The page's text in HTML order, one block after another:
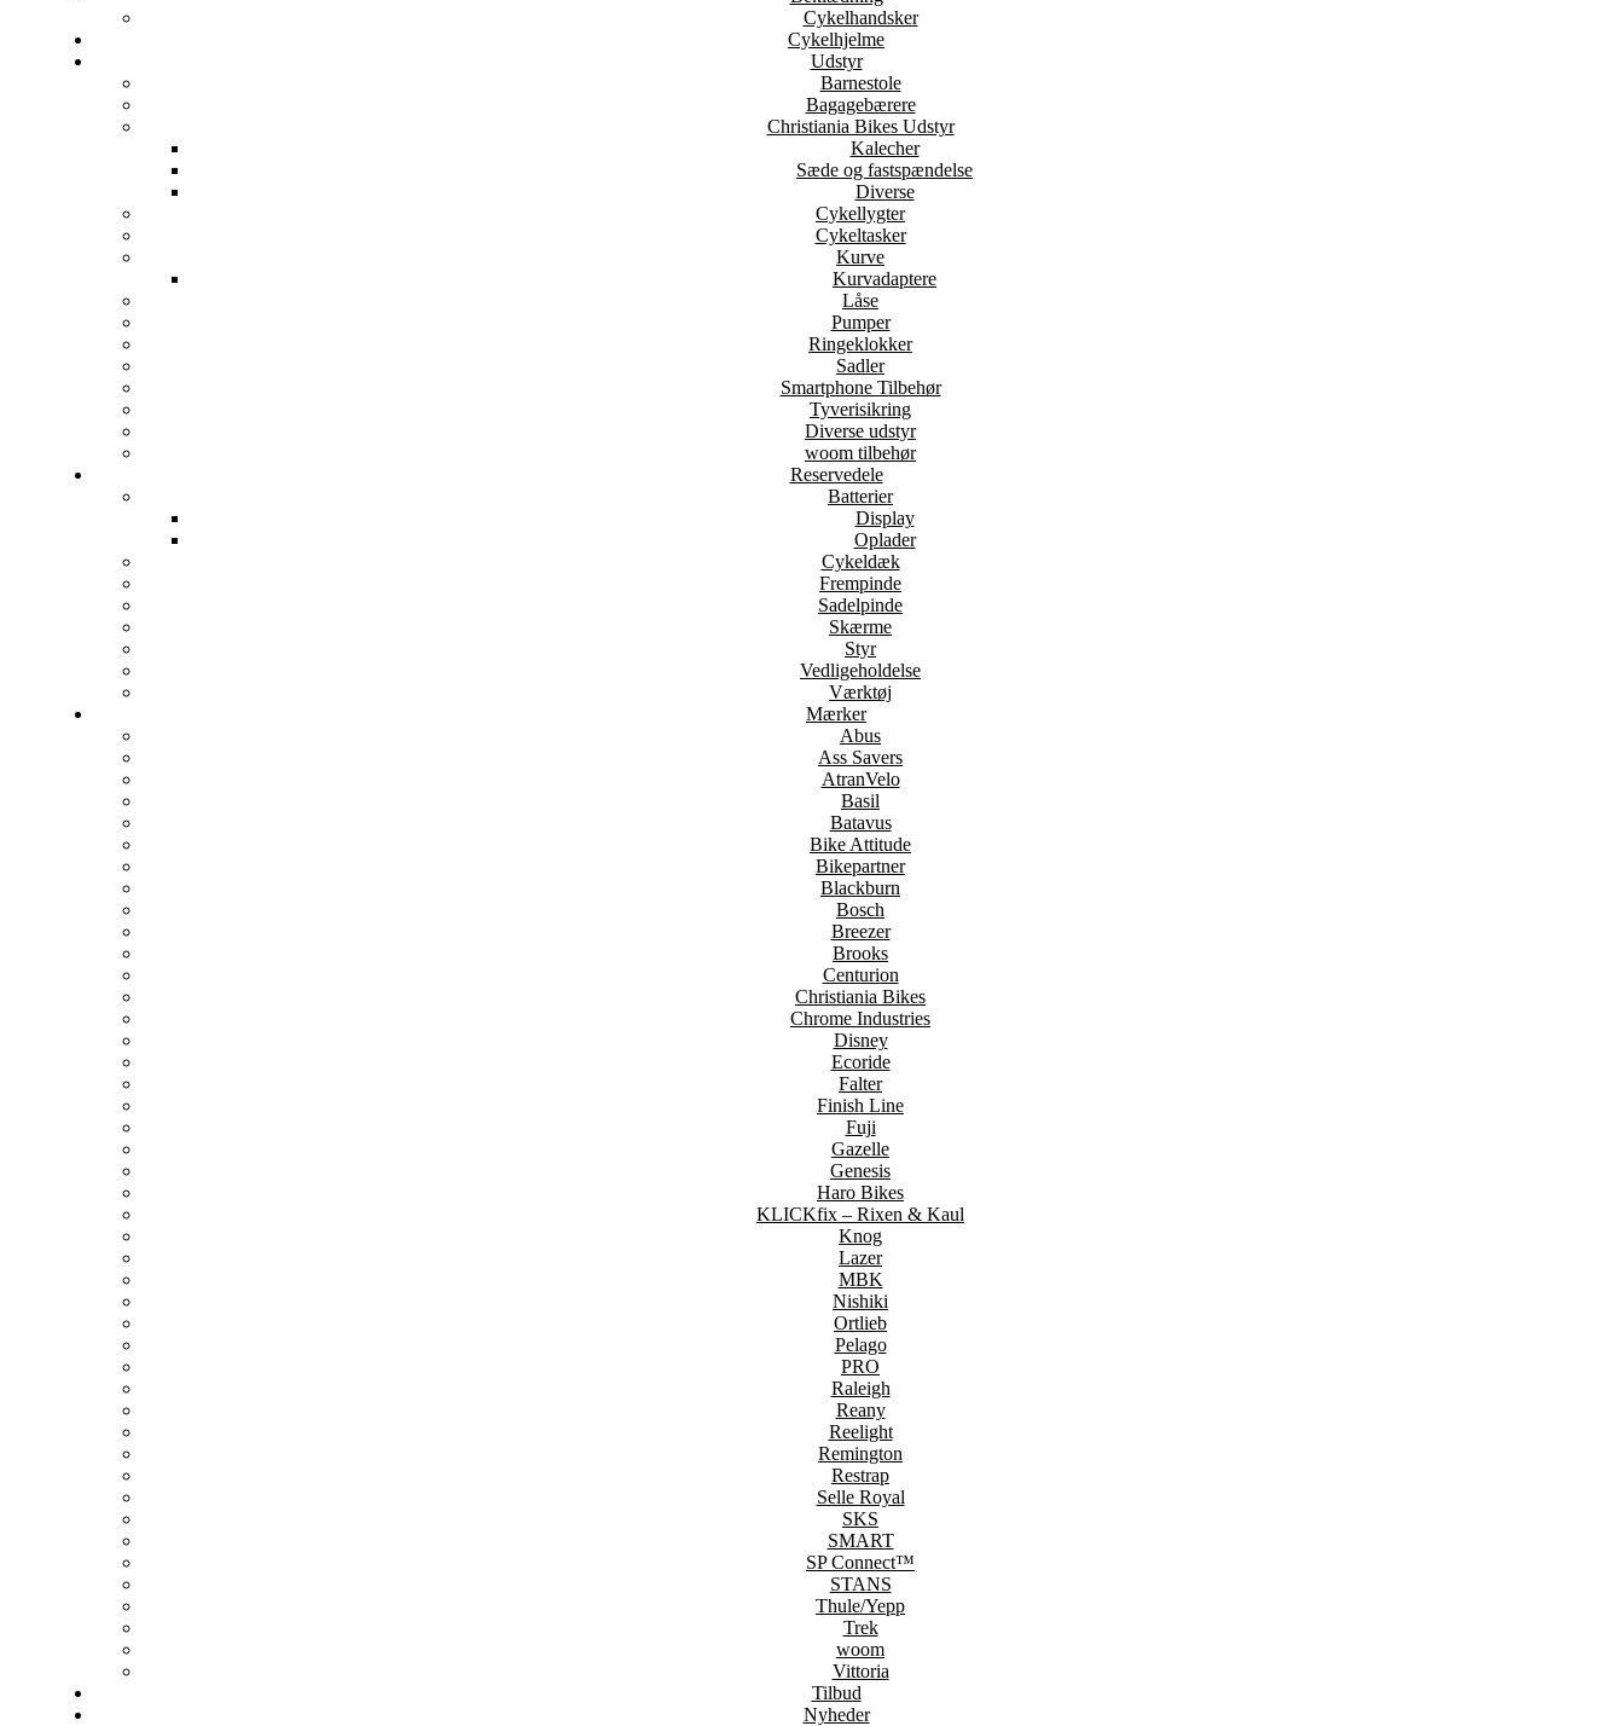
Cykelhandsker
Cykelhjelme
Udstyr
Barnestole
Bagagebærere
Christiania Bikes Udstyr
Kalecher
Sæde og fastspændelse
Diverse
Cykellygter
Cykeltasker
Kurve
Kurvadaptere
Låse
Pumper
Ringeklokker
Sadler
Smartphone Tilbehør
Tyverisikring
Diverse udstyr
woom tilbehør
Reservedele
Batterier
Display
Oplader
Cykeldæk
Frempinde
Sadelpinde
Skærme
Styr
Vedligeholdelse
Værktøj
Mærker
Abus
Ass Savers
AtranVelo
Basil
Batavus
Bike Attitude
Bikepartner
Blackburn
Bosch
Breezer
Brooks
Centurion
Christiania Bikes
Chrome Industries
Disney
Ecoride
Falter
Finish Line
Fuji
Gazelle
Genesis
Haro Bikes
KLICKfix – Rixen & Kaul
Knog
Lazer
MBK
Nishiki
Ortlieb
Pelago
PRO
Raleigh
Reany
Reelight
Remington
Restrap
Selle Royal
SKS
SMART
SP Connect™
STANS
Thule/Yepp
Trek
woom
Vittoria
Tilbud
Nyheder